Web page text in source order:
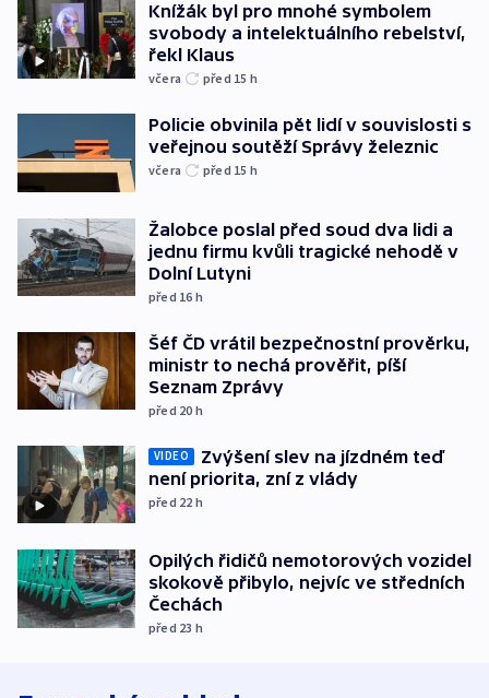
Knížák byl pro mnohé symbolem
svobody a intelektuálního rebelství,
řekl Klaus
včera před 15 h
Policie obvinila pět lidí v souvislosti s
veřejnou soutěží Správy železnic
včera před 15 h
Žalobce poslal před soud dva lidi a
jednu firmu kvůli tragické nehodě v
Dolní Lutyni
před 16 h
Šéf ČD vrátil bezpečnostní prověrku,
ministr to nechá prověřit, píší
Seznam Zprávy
před 20 h
VIDEO
Zvýšení slev na jízdném teď
není priorita, zní z vlády
před 22 h
Opilých řidičů nemotorových vozidel
skokově přibylo, nejvíc ve středních
Čechách
před 23 h